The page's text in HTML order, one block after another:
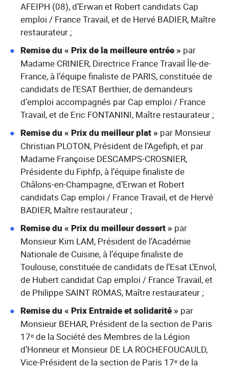
AFEIPH (08), d’Erwan et Robert candidats Cap
emploi / France Travail, et de Hervé BADIER, Maître
restaurateur ;
Remise du « Prix de la meilleure entrée » par
Madame CRINIER, Directrice France Travail Île-de-
France, à l’équipe finaliste de PARIS, constituée de
candidats de l’ESAT Berthier, de demandeurs
d’emploi accompagnés par Cap emploi / France
Travail, et de Eric FONTANINI, Maître restaurateur ;
Remise du « Prix du meilleur plat » par Monsieur
Christian PLOTON, Président de l’Agefiph, et par
Madame Françoise DESCAMPS-CROSNIER,
Présidente du Fiphfp, à l’équipe finaliste de
Châlons-en-Champagne, d’Erwan et Robert
candidats Cap emploi / France Travail, et de Hervé
BADIER, Maître restaurateur ;
Remise du « Prix du meilleur dessert » par
Monsieur Kim LAM, Président de l’Académie
Nationale de Cuisine, à l’équipe finaliste de
Toulouse, constituée de candidats de l’Esat L’Envol,
de Hubert candidat Cap emploi / France Travail, et
de Philippe SAINT ROMAS, Maître restaurateur ;
Remise du « Prix Entraide et solidarité » par
Monsieur BEHAR, Président de la section de Paris
17ᵉ de la Société des Membres de la Légion
d’Honneur et Monsieur DE LA ROCHEFOUCAULD,
Vice-Président de la section de Paris 17ᵉ de la